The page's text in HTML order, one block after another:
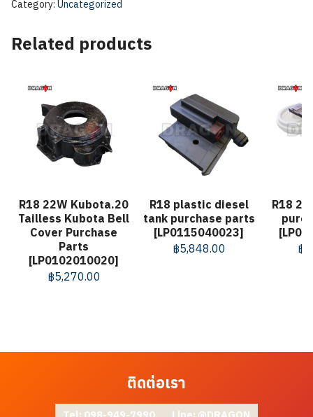
Category: Uncategorized
Related products
R18 22W Kubota.20
Tailless Kubota Bell
Cover Purchase
Parts
[LP0102010020]
฿5,270.00
R18 plastic diesel
tank purchase parts
[LP0115040023]
฿5,848.00
R18
฿
ติดต่อเรา